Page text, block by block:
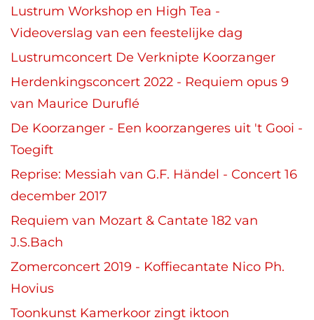
Lustrum Workshop en High Tea -
Videoverslag van een feestelijke dag
Lustrumconcert De Verknipte Koorzanger
Herdenkingsconcert 2022 - Requiem opus 9
van Maurice Duruflé
De Koorzanger - Een koorzangeres uit 't Gooi -
Toegift
Reprise: Messiah van G.F. Händel - Concert 16
december 2017
Requiem van Mozart & Cantate 182 van
J.S.Bach
Zomerconcert 2019 - Koffiecantate Nico Ph.
Hovius
Toonkunst Kamerkoor zingt iktoon